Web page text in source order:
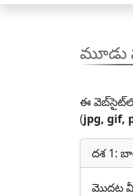
మూడు
ఈ
(jpg, gif,
దశ 1:
మొదట